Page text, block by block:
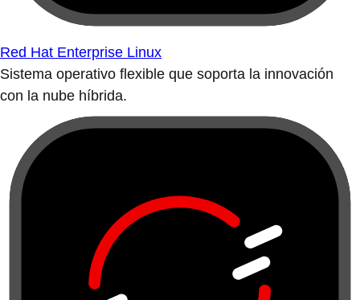
Red Hat Enterprise Linux
Sistema operativo flexible que soporta la innovación
con la nube híbrida.